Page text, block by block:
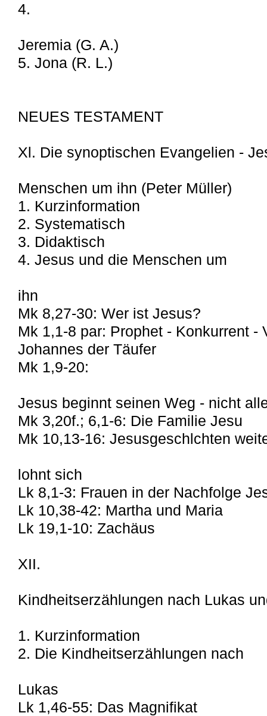
4.
Jeremia (G. A.)
5. Jona (R. L.)
NEUES TESTAMENT
Xl. Die synoptischen Evangelien -
Menschen um ihn (Peter Müller)
1. Kurzinformation
2. Systematisch
3. Didaktisch
4. Jesus und die Menschen um
ihn
Mk 8,27-30: Wer ist Jesus?
Mk 1,1-8 par: Prophet - Konkurrent -
Johannes der Täufer
Mk 1,9-20:
Jesus beginnt seinen Weg - nicht
Mk 3,20f.; 6,1-6: Die Familie Jesu
Mk 10,13-16: Jesusgeschlchten
lohnt sich
Lk 8,1-3: Frauen in der Nachfolge
Lk 10,38-42: Martha und Maria
Lk 19,1-10: Zachäus
XII.
Kindheitserzählungen nach Lukas
1. Kurzinformation
2. Die Kindheitserzählungen nach
Lukas
Lk 1,46-55: Das Magnifikat